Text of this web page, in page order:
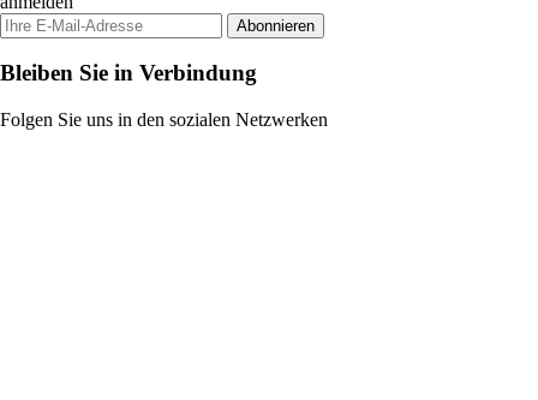
Abonnieren
Bleiben Sie in Verbindung
Folgen Sie uns in den sozialen Netzwerken